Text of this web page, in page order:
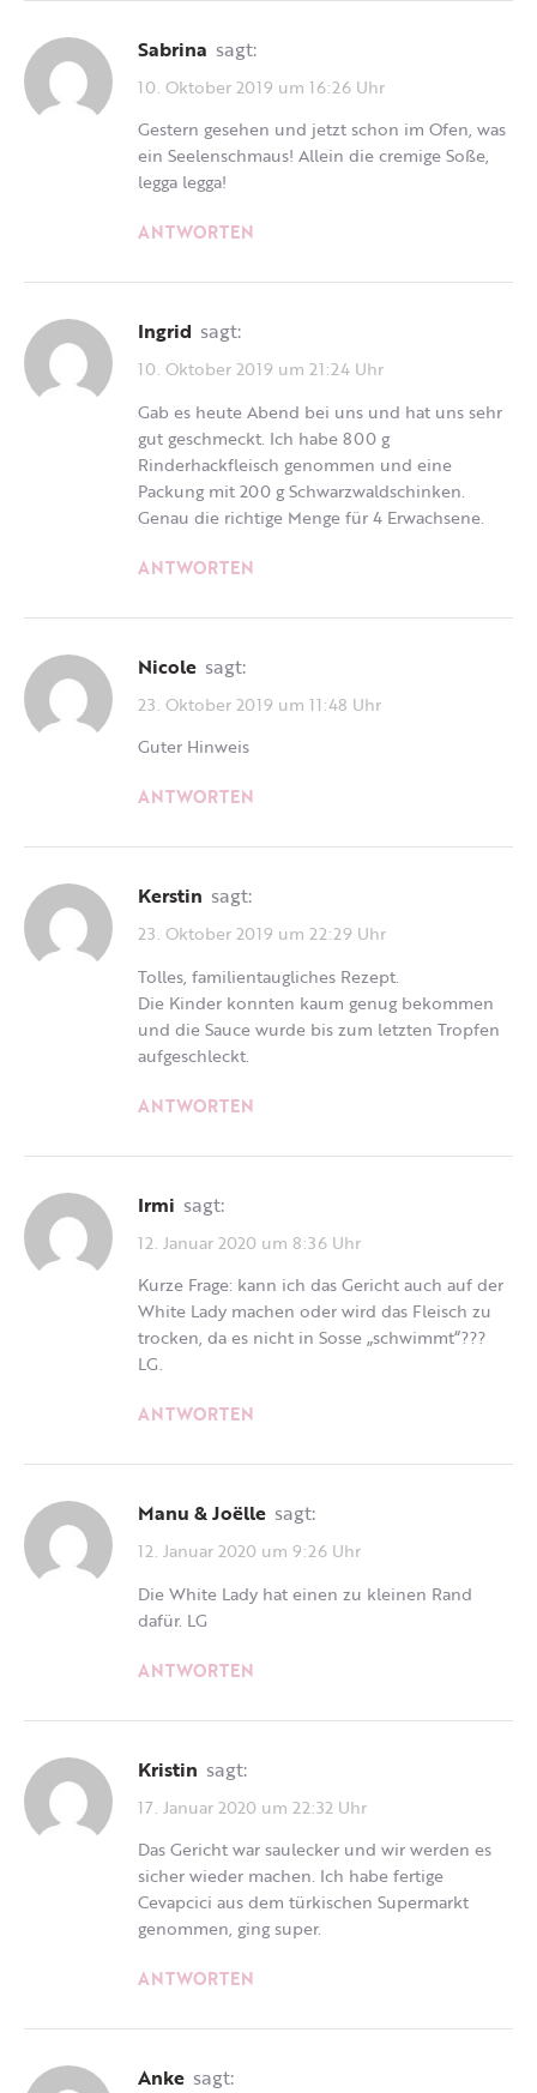
Sabrina sagt:
10. Oktober 2019 um 16:26 Uhr
Gestern gesehen und jetzt schon im Ofen, was
ein Seelenschmaus! Allein die cremige Soße,
legga legga!
ANTWORTEN
Ingrid sagt:
10. Oktober 2019 um 21:24 Uhr
Gab es heute Abend bei uns und hat uns sehr
gut geschmeckt. Ich habe 800 g
Rinderhackfleisch genommen und eine
Packung mit 200 g Schwarzwaldschinken.
Genau die richtige Menge für 4 Erwachsene.
ANTWORTEN
Nicole sagt:
23. Oktober 2019 um 11:48 Uhr
Guter Hinweis
ANTWORTEN
Kerstin sagt:
23. Oktober 2019 um 22:29 Uhr
Tolles, familientaugliches Rezept.
Die Kinder konnten kaum genug bekommen
und die Sauce wurde bis zum letzten Tropfen
aufgeschleckt.
ANTWORTEN
Irmi sagt:
12. Januar 2020 um 8:36 Uhr
Kurze Frage: kann ich das Gericht auch auf der
White Lady machen oder wird das Fleisch zu
trocken, da es nicht in Sosse „schwimmt“???
LG.
ANTWORTEN
Manu & Joëlle sagt:
12. Januar 2020 um 9:26 Uhr
Die White Lady hat einen zu kleinen Rand
dafür. LG
ANTWORTEN
Kristin sagt:
17. Januar 2020 um 22:32 Uhr
Das Gericht war saulecker und wir werden es
sicher wieder machen. Ich habe fertige
Cevapcici aus dem türkischen Supermarkt
genommen, ging super.
ANTWORTEN
Anke sagt: